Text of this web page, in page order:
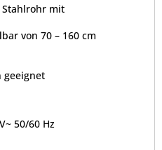
Stahlrohr mit
von 70 – 160 cm
geeignet
50/60 Hz